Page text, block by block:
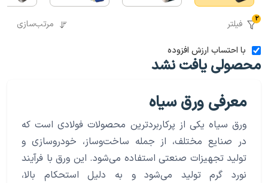
2 فیلتر مرتب‌سازی
با احتساب ارزش افزوده
محصولی یافت نشد
معرفی ورق سیاه
ورق سیاه یکی از پرکاربردترین محصولات فولادی است که
در صنایع مختلف، از جمله ساخت‌وساز، خودروسازی و
تولید تجهیزات صنعتی استفاده می‌شود. این ورق با فرآیند
نورد گرم تولید می‌شود و به دلیل استحکام بالا،